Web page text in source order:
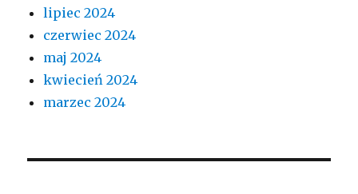
lipiec 2024
czerwiec 2024
maj 2024
kwiecień 2024
marzec 2024